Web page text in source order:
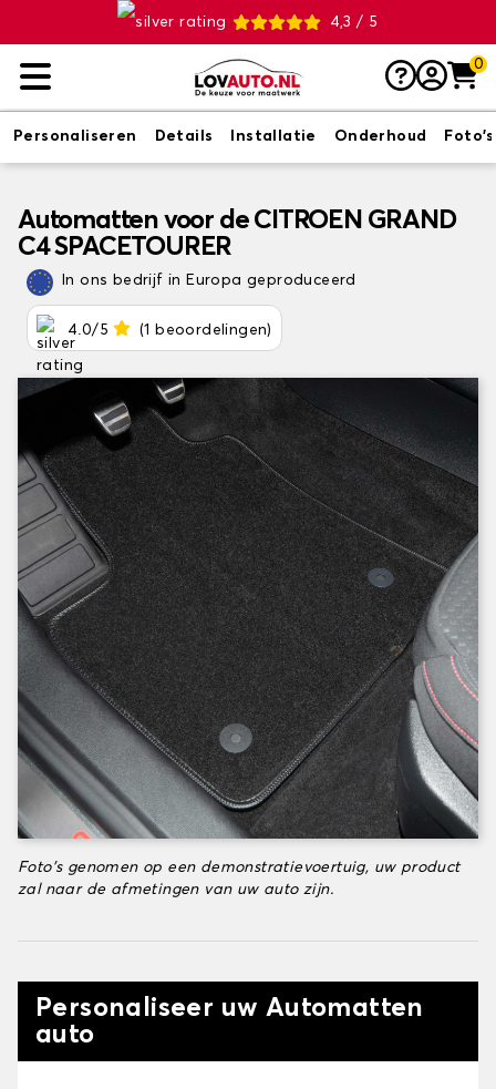
4,3 / 5
0
Personaliseren Details Installatie Onderhoud Foto's
Automatten voor de CITROEN GRAND
C4 SPACETOURER
In ons bedrijf in Europa geproduceerd
4.0/5 (1 beoordelingen)
Foto's genomen op een demonstratievoertuig, uw product
zal naar de afmetingen van uw auto zijn.
Personaliseer uw Automatten
auto